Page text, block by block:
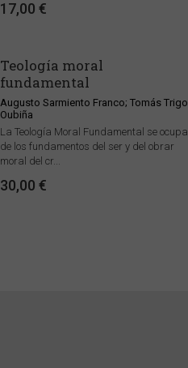
17,00 €
Teología moral
fundamental
Augusto Sarmiento Franco; Tomás Trigo
Oubiña
La Teología Moral Fundamental se ocupa
de los fundamentos del ser y del obrar
moral del cr...
30,00 €